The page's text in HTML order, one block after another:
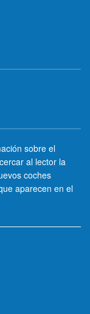
sobre el
al lector la
coches
aparecen en el